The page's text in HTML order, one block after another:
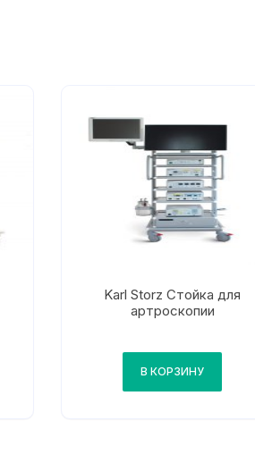
Karl Storz Стойка для
артроскопии
В КОРЗИНУ